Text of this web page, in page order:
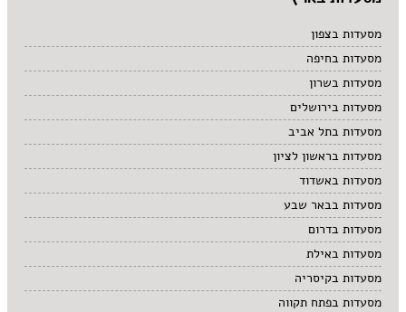
מסעדות בצפון
מסעדות בחיפה
מסעדות בשרון
מסעדות בירושלים
מסעדות בתל אביב
מסעדות בראשון לציון
מסעדות באשדוד
מסעדות בבאר שבע
מסעדות בדרום
מסעדות באילת
מסעדות בקיסריה
מסעדות בפתח תקווה